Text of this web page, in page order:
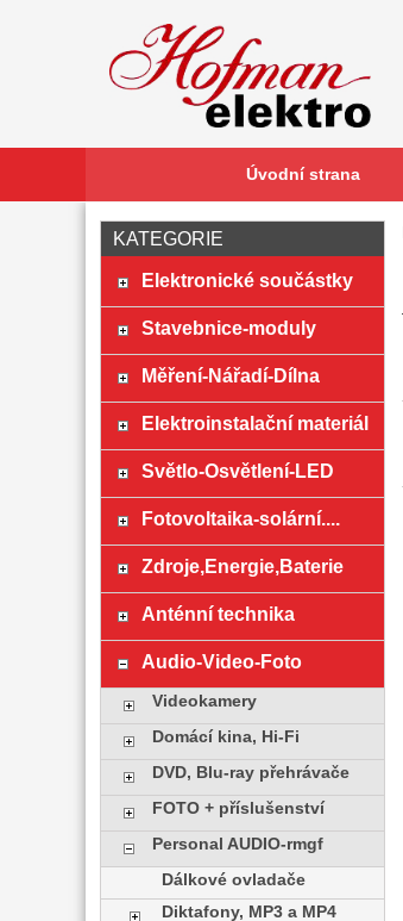
Úvodní strana
KATEGORIE
Elektronické součástky
Stavebnice-moduly
Měření-Nářadí-Dílna
Elektroinstalační materiál
Světlo-Osvětlení-LED
Fotovoltaika-solární....
Zdroje,Energie,Baterie
Anténní technika
Audio-Video-Foto
Videokamery
Domácí kina, Hi-Fi
DVD, Blu-ray přehrávače
FOTO + příslušenství
Personal AUDIO-rmgf
Dálkové ovladače
Diktafony, MP3 a MP4